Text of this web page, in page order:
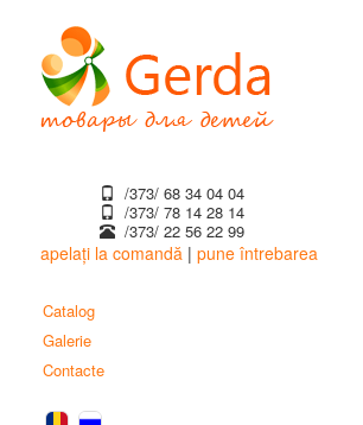
conţinutul
principal
/373/ 68 34 04 04
/373/ ‎78 14 28 14
/373/ 22 56 22 99
apelați la comandă | pune întrebarea
Catalog
Galerie
Contacte